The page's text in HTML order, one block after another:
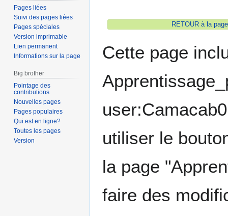
RETOUR à la
Cette page
utiliser le
la page
faire des
Pages liées
Suivi des pages liées
Pages spéciales
Version imprimable
Lien permanent
Informations sur la page
Big brother
Pointage des
contributions
Nouvelles pages
Pages populaires
Qui est en ligne?
Toutes les pages
Version